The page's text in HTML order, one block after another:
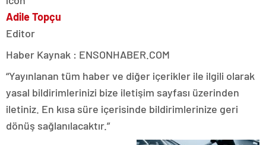
Adile Topçu
Editor
Haber Kaynak : ENSONHABER.COM
“Yayınlanan tüm haber ve diğer içerikler ile ilgili olarak
yasal bildirimlerinizi bize iletişim sayfası üzerinden
iletiniz. En kısa süre içerisinde bildirimlerinize geri
dönüş sağlanılacaktır.”